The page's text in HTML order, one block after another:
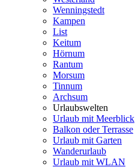
Wenningstedt
Kampen
List
Keitum
Hörnum
Rantum
Morsum
Tinnum
Archsum
Urlaubswelten
Urlaub mit Meerblick
Balkon oder Terrasse
Urlaub mit Garten
Wanderurlaub
Urlaub mit WLAN